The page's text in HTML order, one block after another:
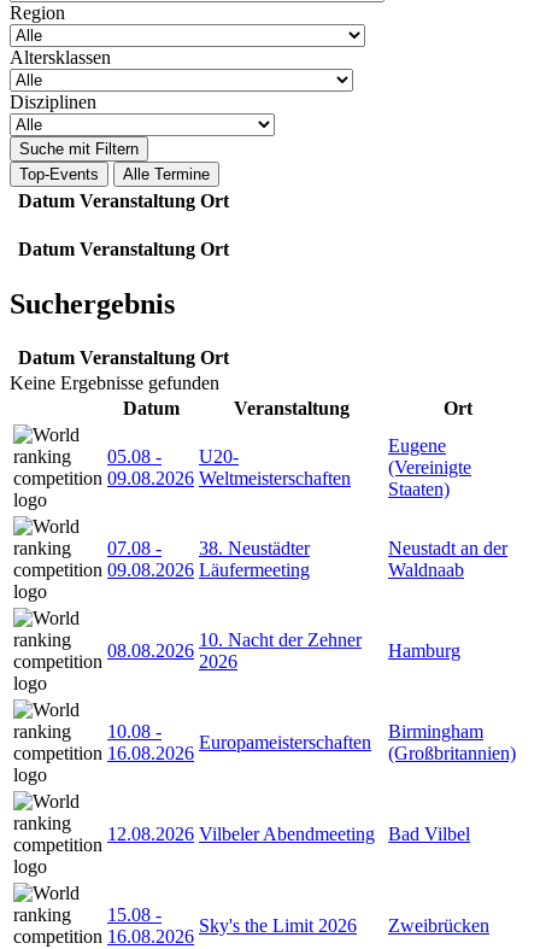
Region
Altersklassen
Disziplinen
Suche mit Filtern
Top-Events
Alle Termine
Datum Veranstaltung Ort
Datum Veranstaltung Ort
Suchergebnis
Datum Veranstaltung Ort
Keine Ergebnisse gefunden
Datum
Veranstaltung Ort
05.08 -
09.08.2026
U20-
Weltmeisterschaften
Eugene
(Vereinigte
Staaten)
07.08 -
09.08.2026
38. Neustädter
Läufermeeting
Neustadt an der
Waldnaab
08.08.2026
10. Nacht der Zehner
2026
Hamburg
10.08 -
16.08.2026
Europameisterschaften
Birmingham
(Großbritannien)
12.08.2026 Vilbeler Abendmeeting Bad Vilbel
15.08 -
16.08.2026
Sky's the Limit 2026 Zweibrücken